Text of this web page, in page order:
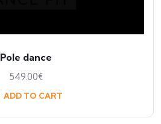
Pole dance
549.00€
ADD TO CART